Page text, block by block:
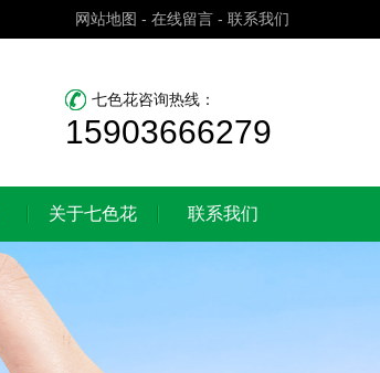
网站地图 - 在线留言 - 联系我们
七色花咨询热线：
15903666279
关于七色花 联系我们